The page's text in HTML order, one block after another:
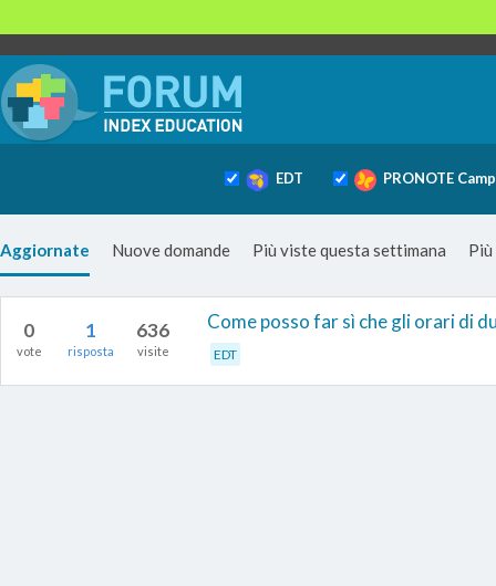
EDT PRONOTE
Aggiornate Nuove domande Più viste questa settimana
0
vote
1
risposta
636
visite
Come posso far sì che gli orari di
EDT